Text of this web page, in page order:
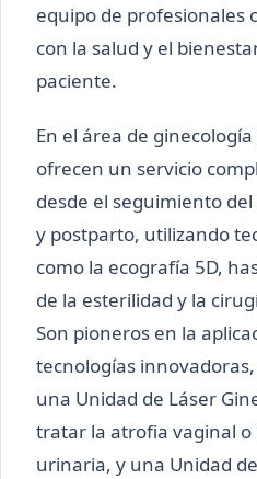
equipo de profesionales
con la salud y el
paciente.
En el área de
ofrecen un servicio
desde el seguimiento
y postparto, utilizando
como la ecografía 5D,
de la esterilidad y la
Son pioneros en la
tecnologías
una Unidad de Láser
tratar la atrofia vaginal
urinaria, y una Unidad